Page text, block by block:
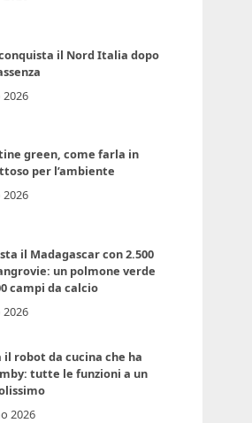
il Nord Italia dopo
green, come farla in
per l’ambiente
il Madagascar con 2.500
un polmone verde
campi da calcio
robot da cucina che ha
tutte le funzioni a un
2026